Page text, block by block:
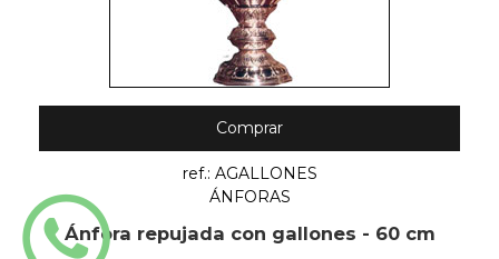
Comprar
ref.: AGALLONES
ÁNFORAS
Ánfora repujada con gallones - 60 cm